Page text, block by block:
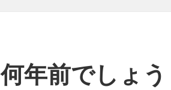
何年前でしょう